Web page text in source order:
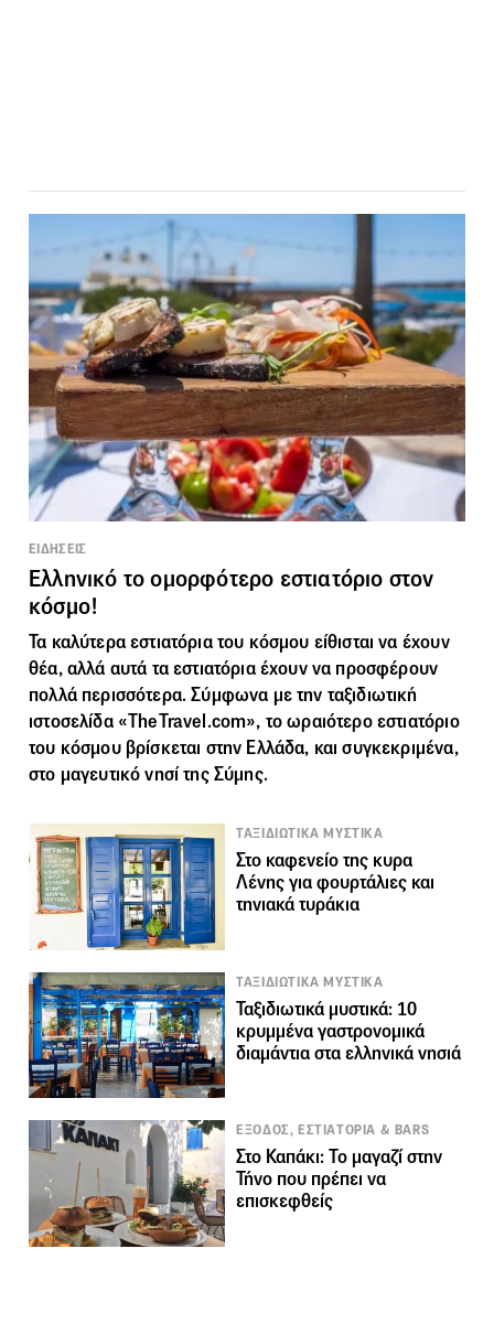
ΕΙΔΗΣΕΙΣ
Ελληνικό το ομορφότερο εστιατόριο στον
κόσμο!
Τα καλύτερα εστιατόρια του κόσμου είθισται να έχουν
θέα, αλλά αυτά τα εστιατόρια έχουν να προσφέρουν
πολλά περισσότερα. Σύμφωνα με την ταξιδιωτική
ιστοσελίδα «TheTravel.com», το ωραιότερο εστιατόριο
του κόσμου βρίσκεται στην Ελλάδα, και συγκεκριμένα,
στο μαγευτικό νησί της Σύμης.
ΤΑΞΙΔΙΩΤΙΚΑ ΜΥΣΤΙΚΑ
Στο καφενείο της κυρα
Λένης για φουρτάλιες και
τηνιακά τυράκια
ΤΑΞΙΔΙΩΤΙΚΑ ΜΥΣΤΙΚΑ
Ταξιδιωτικά μυστικά: 10
κρυμμένα γαστρονομικά
διαμάντια στα ελληνικά νησιά
ΕΞΟΔΟΣ, ΕΣΤΙΑΤΟΡΙΑ & BARS
Στο Καπάκι: Το μαγαζί στην
Τήνο που πρέπει να
επισκεφθείς